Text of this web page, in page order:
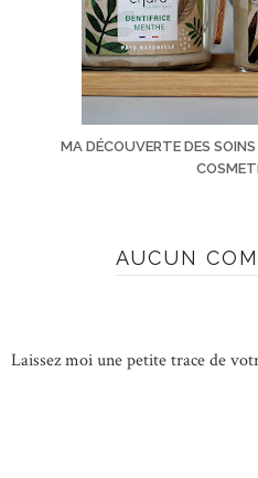
MA DÉCOUVERTE DES
AUCUN
Laissez moi une petite trace de